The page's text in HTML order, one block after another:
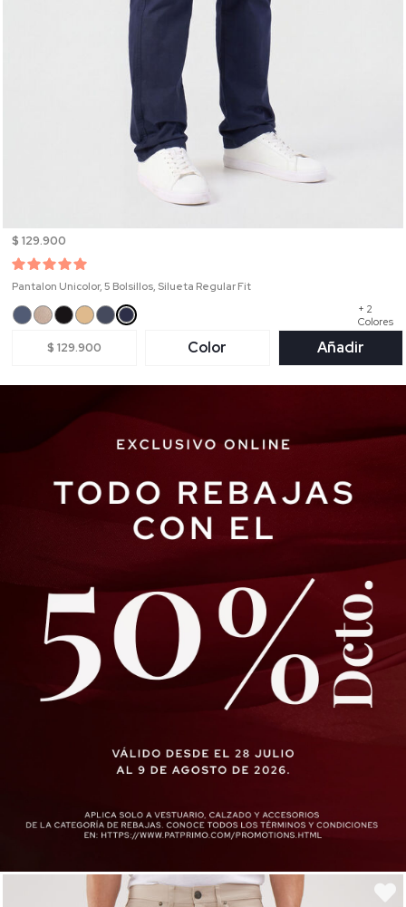
$ 129.900
Pantalon Unicolor, 5 Bolsillos, Silueta Regular Fit
+ 2
Colores
$ 129.900 Color Añadir